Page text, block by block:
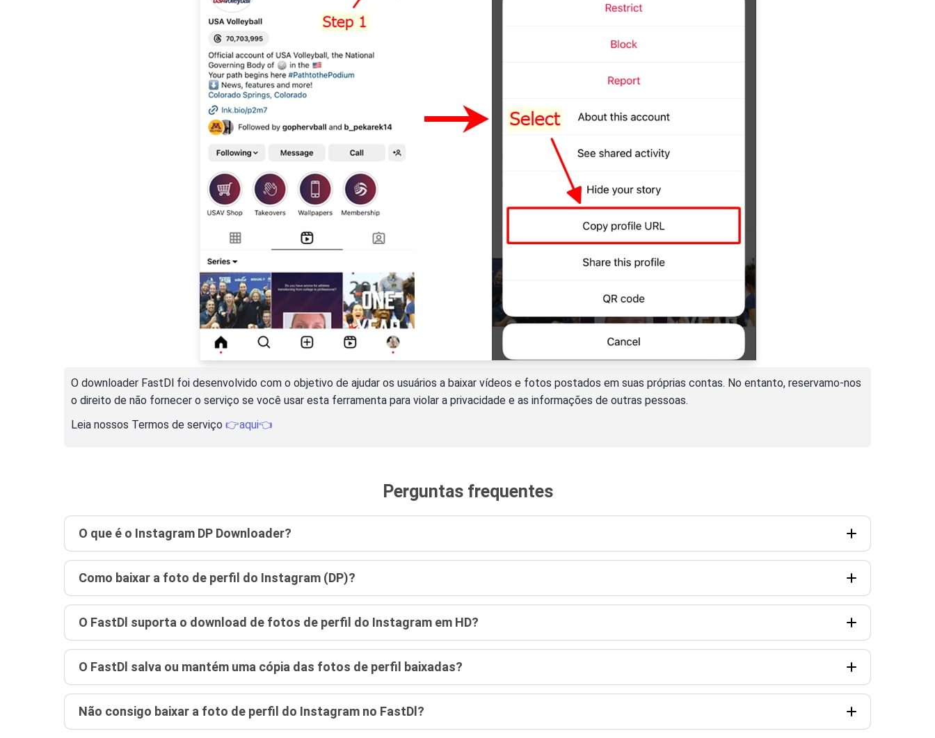
O downloader FastDl foi desenvolvido com o objetivo de ajudar os usuários a baixar vídeos e fotos postados em suas próprias contas. No entanto, reservamo-nos
o direito de não fornecer o serviço se você usar esta ferramenta para violar a privacidade e as informações de outras pessoas.
Leia nossos Termos de serviço 👉aqui👈
Perguntas frequentes
O que é o Instagram DP Downloader?
Como baixar a foto de perfil do Instagram (DP)?
O FastDl suporta o download de fotos de perfil do Instagram em HD?
O FastDl salva ou mantém uma cópia das fotos de perfil baixadas?
Não consigo baixar a foto de perfil do Instagram no FastDl?